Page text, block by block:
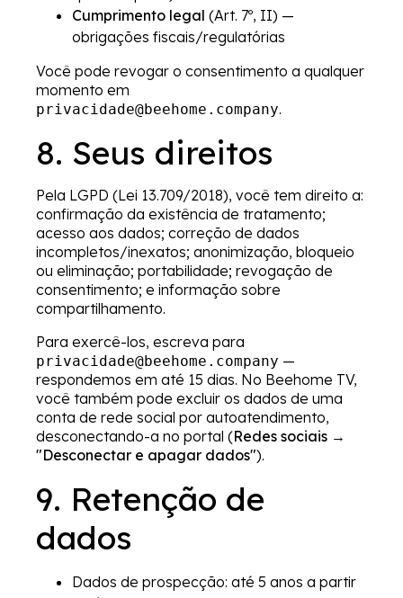
Cumprimento legal (Art. 7º, II) —
obrigações fiscais/regulatórias
Você pode revogar o consentimento a qualquer
momento em
privacidade@beehome.company.
8. Seus direitos
Pela LGPD (Lei 13.709/2018), você tem direito a:
confirmação da existência de tratamento;
acesso aos dados; correção de dados
incompletos/inexatos; anonimização, bloqueio
ou eliminação; portabilidade; revogação de
consentimento; e informação sobre
compartilhamento.
Para exercê-los, escreva para
privacidade@beehome.company —
respondemos em até 15 dias. No Beehome TV,
você também pode excluir os dados de uma
conta de rede social por autoatendimento,
desconectando-a no portal (Redes sociais →
"Desconectar e apagar dados").
9. Retenção de
dados
Dados de prospecção: até 5 anos a partir